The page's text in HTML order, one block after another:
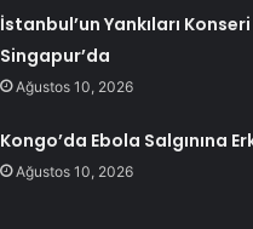
İstanbul’un Yankıları Konseri
Singapur’da
Ağustos 10, 2026
Kongo’da Ebola Salgınına
Ağustos 10, 2026